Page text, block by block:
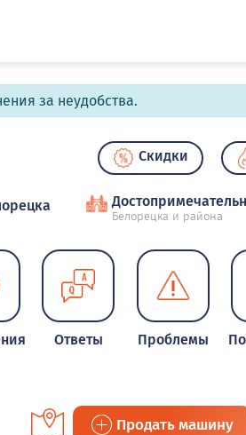
за неудобства.
Скидки
Белорецка и района
Ответы Проблемы
Продать машину